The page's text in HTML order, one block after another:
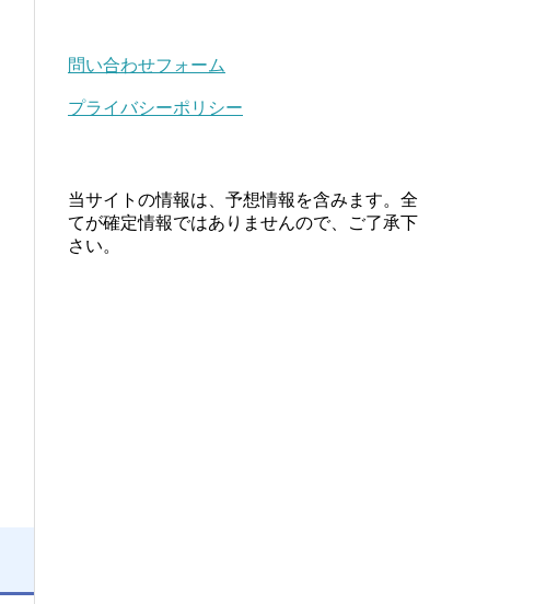
問い合わせフォーム
プライバシーポリシー
当サイトの情報は、予想情報を含みます。全
てが確定情報ではありませんので、ご了承下
さい。